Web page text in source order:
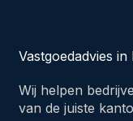
Vastgoedadvies in
Wij helpen
van de juiste